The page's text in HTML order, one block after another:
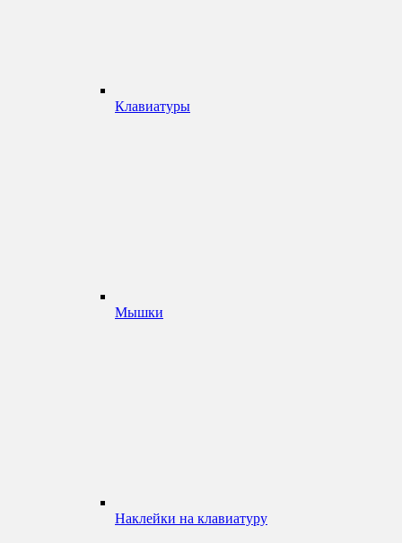
Клавиатуры
Мышки
Наклейки на клавиатуру